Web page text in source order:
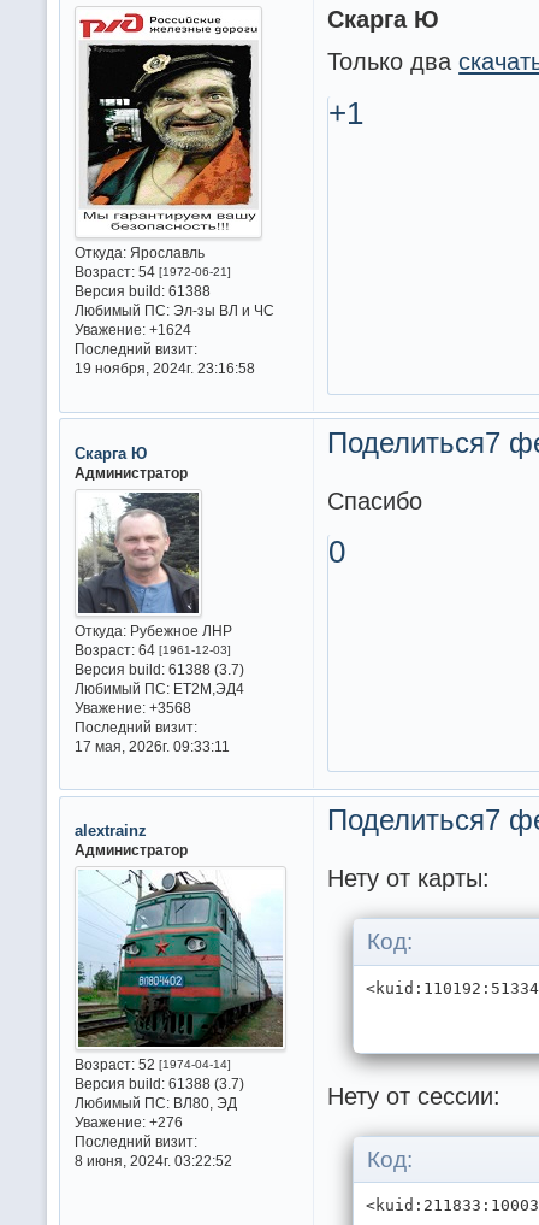
Откуда:Ярославль
Возраст:54 [1972-06-21]
Версия build:61388
Любимый ПС:Эл-зы ВЛ и ЧС
Уважение: +1624
Последний визит:
19 ноября, 2024г. 23:16:58
Скарга Ю
Только два
+1
Поделиться7
Скарга Ю
Администратор
Откуда:Рубежное ЛНР
Возраст:64 [1961-12-03]
Версия build:61388 (3.7)
Любимый ПС:ET2M,ЭД4
Уважение: +3568
Последний визит:
17 мая, 2026г. 09:33:11
Спасибо
0
Поделиться7
alextrainz
Администратор
Возраст:52 [1974-04-14]
Версия build:61388 (3.7)
Любимый ПС:ВЛ80, ЭД
Уважение: +276
Последний визит:
8 июня, 2024г. 03:22:52
Нету от карты:
Код:
Нету от сессии:
Код: